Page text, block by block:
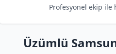
Profesyonel ekip ile
Üzümlü